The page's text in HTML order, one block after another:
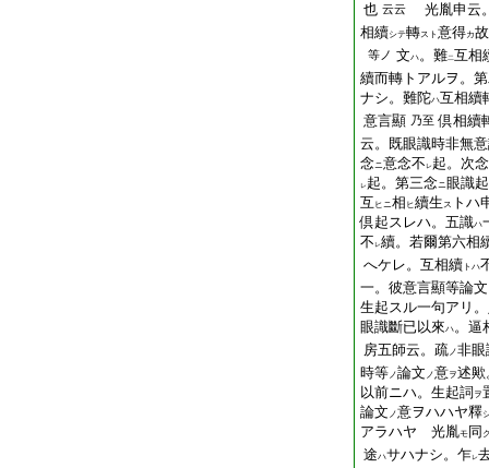
也 云云
光胤申云
相續シテ轉スト 意得カ
等ノ 文ハ。難二互相
續而轉トアルヲ。
ナシ。難陀ハ互相續
意言顯 乃至 倶相續
云。既眼識時非無
念ニ意念不 レ起。次念
レ起。第三念ニ眼識起
互 ヒニ相 ヒ續生 ス トハ
倶起スレハ。五識ハ
不 レ續。若爾第六相
へケレ。互相續 トハ
一。彼意言顯等論文
生起スル一句アリ
眼識斷已以來ハ。逼
房五師云。疏ノ非眼
時等ノ論文 ノ意ヲ述歟
以前ニハ。生起詞 ヲ
論文 ノ意ヲハハヤ釋
アラハヤ 光胤モ 同
途ハサハナシ。乍レ